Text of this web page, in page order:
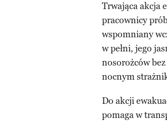
Trwająca akcja
pracownicy
wspomniany
w pełni, jego
nosorożców
nocnym
Do akcji
pomaga w